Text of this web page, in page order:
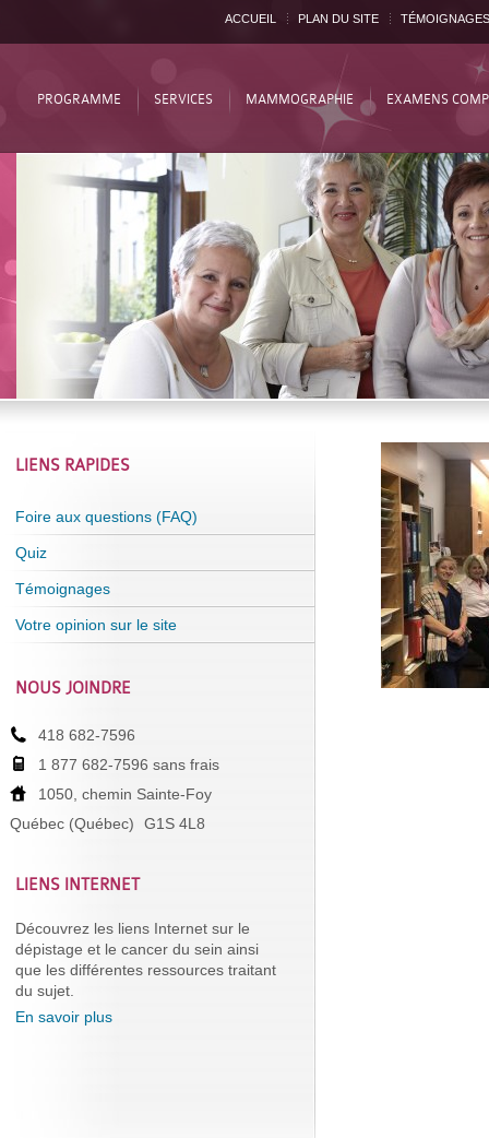
ACCUEIL PLAN DU SITE TÉMOIGNAGES
PROGRAMME SERVICES MAMMOGRAPHIE EXAMENS
LIENS RAPIDES
Foire aux questions (FAQ)
Quiz
Témoignages
Votre opinion sur le site
NOUS JOINDRE
418 682-7596
1 877 682-7596 sans frais
1050, chemin Sainte-Foy
Québec (Québec)
G1S 4L8
LIENS INTERNET
Découvrez les liens Internet sur le
dépistage et le cancer du sein ainsi
que les différentes ressources traitant
du sujet.
En savoir plus